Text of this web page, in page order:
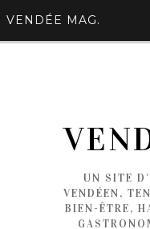
VENDÉE MAG.
UN SITE
VENDÉEN,
BIEN-ÊTRE,